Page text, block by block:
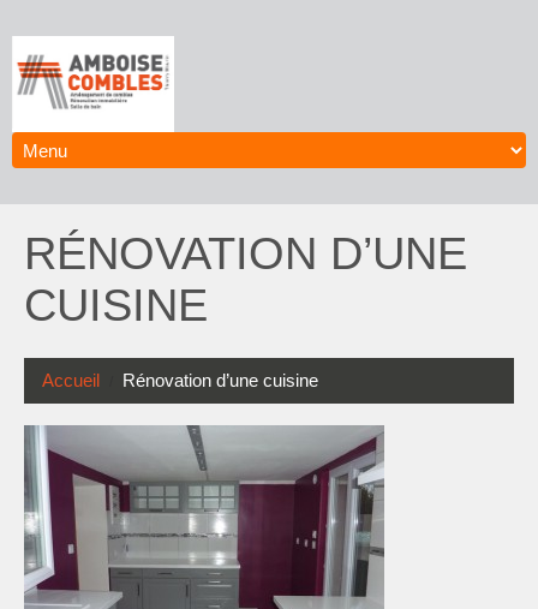
RÉNOVATION D’UNE
CUISINE
Accueil Rénovation d’une cuisine